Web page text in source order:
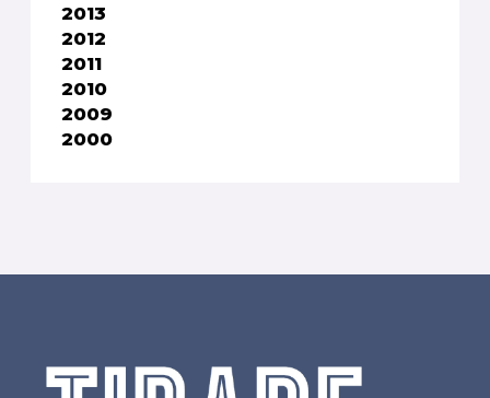
2013
2012
2011
2010
2009
2000